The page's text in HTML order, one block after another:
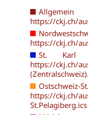
https://ckj.ch/
https://ckj.ch/
St. Karl
https://ckj.ch/
https://ckj.ch/
St.Pelagiberg.ics